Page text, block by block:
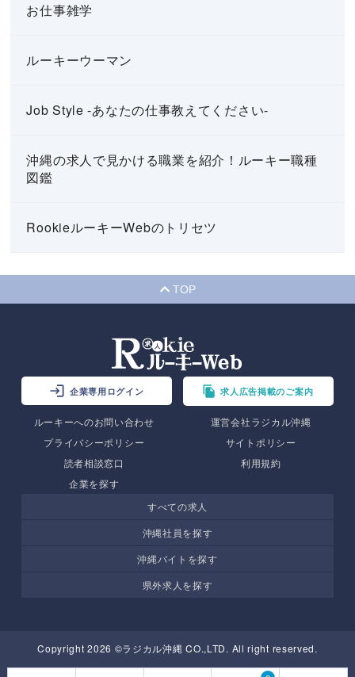
お仕事雑学
ルーキーウーマン
Job Style -あなたの仕事教えてください-
沖縄の求人で見かける職業を紹介！ルーキー職種
図鑑
RookieルーキーWebのトリセツ
TOP
企業専用ログイン 求人広告掲載のご案内
ルーキーへのお問い合わせ
運営会社ラジカル沖縄
プライバシーポリシー
サイトポリシー
読者相談窓口
利用規約
企業を探す
すべての求人
沖縄社員を探す
沖縄バイトを探す
県外求人を探す
Copyright 2026 ©ラジカル沖縄 CO.,LTD. All right reserved.